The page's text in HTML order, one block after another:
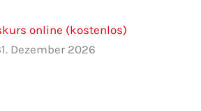
online (kostenlos)
Dezember 2026